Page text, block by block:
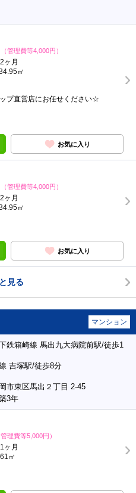
（管理費等4,000円）
ヶ月
㎡
プ直営店にお任せください☆
お気に入り
（管理費等4,000円）
ヶ月
㎡
お気に入り
見る
マンション
鉄箱崎線 馬出九大病院前駅/徒歩1
吉塚駅/徒歩8分
市東区馬出２丁目 2-45
3年
管理費等5,000円）
ヶ月
㎡